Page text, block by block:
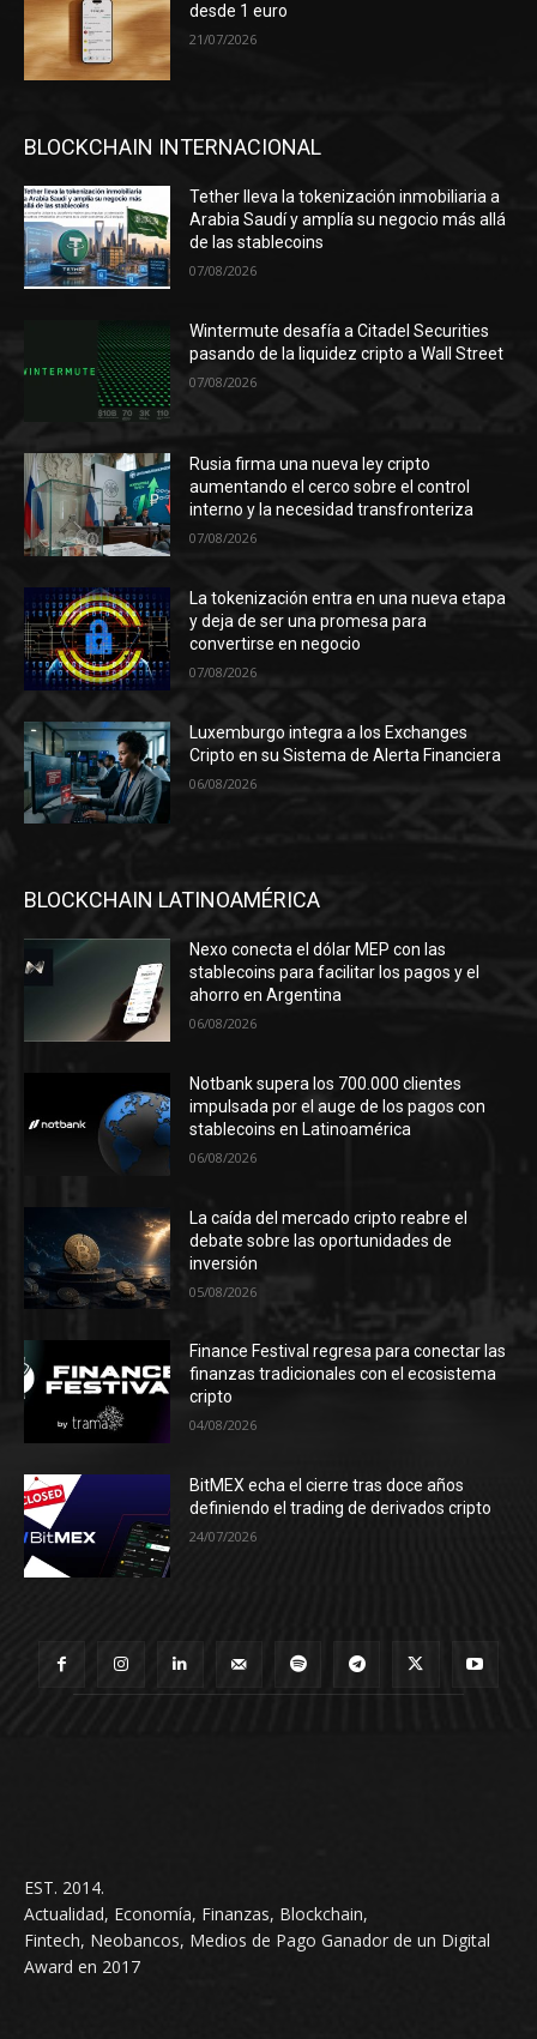
desde 1 euro
21/07/2026
BLOCKCHAIN INTERNACIONAL
Tether lleva la tokenización inmobiliaria a
Arabia Saudí y amplía su negocio más allá
de las stablecoins
07/08/2026
Wintermute desafía a Citadel Securities
pasando de la liquidez cripto a Wall Street
07/08/2026
Rusia firma una nueva ley cripto
aumentando el cerco sobre el control
interno y la necesidad transfronteriza
07/08/2026
La tokenización entra en una nueva etapa
y deja de ser una promesa para
convertirse en negocio
07/08/2026
Luxemburgo integra a los Exchanges
Cripto en su Sistema de Alerta Financiera
06/08/2026
BLOCKCHAIN LATINOAMÉRICA
Nexo conecta el dólar MEP con las
stablecoins para facilitar los pagos y el
ahorro en Argentina
06/08/2026
Notbank supera los 700.000 clientes
impulsada por el auge de los pagos con
stablecoins en Latinoamérica
06/08/2026
La caída del mercado cripto reabre el
debate sobre las oportunidades de
inversión
05/08/2026
Finance Festival regresa para conectar las
finanzas tradicionales con el ecosistema
cripto
04/08/2026
BitMEX echa el cierre tras doce años
definiendo el trading de derivados cripto
24/07/2026
EST. 2014.
Actualidad, Economía, Finanzas, Blockchain,
Fintech, Neobancos, Medios de Pago Ganador de un Digital
Award en 2017